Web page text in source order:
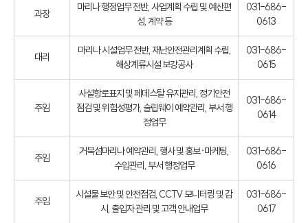
과장
마리나 행정업무 전반, 사업계획 수립 및 예산편
성, 계약 등
031-686-
0613
대리
마리나 시설업무 전반, 재난안전관리계획 수립,
해상계류시설 보강공사
031-686-
0615
주임
사설항로표지 및 페데스탈 유지관리, 정기안전
점검 및 위험성평가, 슬립웨이 예약관리, 부서 행
정업무
031-686-
0614
주임
거북섬마리나 예약관리, 행사 및 홍보·마케팅,
수입관리, 부서 행정업무
031-686-
0616
주임
시설물 보안 및 안전점검, CCTV 모니터링 및 감
시, 출입자 관리 및 고객 안내업무
031-686-
0617